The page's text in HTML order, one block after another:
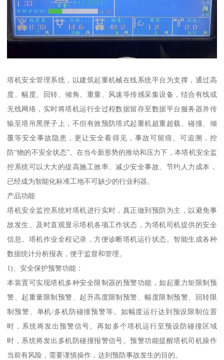
塔机安全管理系统，以建筑起重机械在线系统平台为支撑，通过高
度、幅度、回转、倾角、重量、风速等传感采集设备，结合有线或
无线网络，实时将塔机运行全过程数据留存至数据平台服务器并传
输至塔吊黑匣子上，不但有效预防塔式起重机超重超载、碰撞、倾
覆等安全事故隐患，更让安全看得见，事故可留痕、可追溯，控
防“物的不安全状态”。在当今新形势的推动和压力下，本塔机安全监
控系统可以大大的提高施工效率、减少安全事故、节约人力成本，
已经成为智能化标准工地不可缺少的行业利器。
产品功能
塔机安全监控系统对塔机进行实时，真正做到预防为主，以避免事
故发生。及时直观显示塔机各项工作状态，为塔机司机提供的安全
信息。塔机作业全程记录，方便诊断塔机运行状态。智能生成各种
数据统计分析报表，便于监督和管理。
1)、安全保护预警功能：
本装置可实现塔机多种安全限制器的预警功能，如起重力矩限制预
警、起重量限制预警、起升高度限制预警、幅度限制预警、回转限
制预警、单机/多机防碰撞预警等。如幅度运行达到预设限制位置
时，系统将发出预警信号。再如多个塔机运行至预设防碰撞区域
时，系统将发出多机防碰撞报警信号。预警功能提醒塔机司机操作
当前有风险，需要谨慎操作，达到预防事故发生的目的。